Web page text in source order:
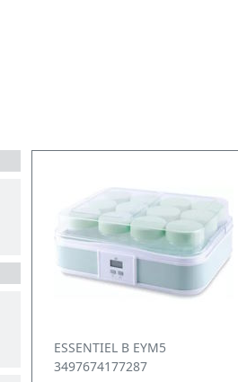
ESSENTIEL B EYM5
3497674177287